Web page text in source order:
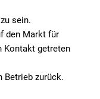
sein.
den Markt für
Kontakt getreten
Betrieb zurück.